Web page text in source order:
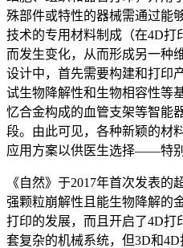
殊部件或特性的器械需通过能
技术的专用材料制成（在4D打
而发生变化，从而形成另一种
设计中，首先需要构建和打印
试生物降解性和生物相容性等
忆合金构成的血管支架等智能
段。由此可见，各种新颖的材
应用方案以供医生选择——特
《自然》于2017年首次发表
强颗粒崩解性且能生物降解的
打印的发展，而且开启了4D打
套复杂的机械系统，但3D和